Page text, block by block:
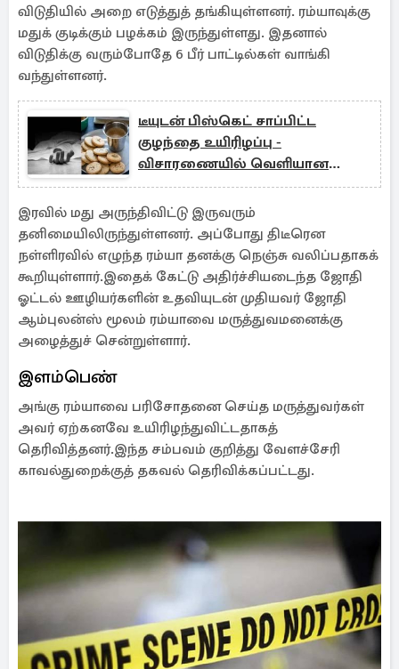
விடுதியில் அறை எடுத்துத் தங்கியுள்ளனர். ரம்யாவுக்கு
மதுக் குடிக்கும் பழக்கம் இருந்துள்ளது. இதனால்
விடுதிக்கு வரும்போதே 6 பீர் பாட்டில்கள் வாங்கி
வந்துள்ளனர்.
டீயுடன் பிஸ்கெட் சாப்பிட்ட
குழந்தை உயிரிழப்பு -
விசாரணையில் வெளியான
அதிர்ச்சி தகவல்!
இரவில் மது அருந்திவிட்டு இருவரும்
தனிமையிலிருந்துள்ளனர். அப்போது திடீரென
நள்ளிரவில் எழுந்த ரம்யா தனக்கு நெஞ்சு வலிப்பதாகக்
கூறியுள்ளார்.இதைக் கேட்டு அதிர்ச்சியடைந்த ஜோதி
ஓட்டல் ஊழியர்களின் உதவியுடன் முதியவர் ஜோதி
ஆம்புலன்ஸ் மூலம் ரம்யாவை மருத்துவமனைக்கு
அழைத்துச் சென்றுள்ளார்.
இளம்பெண்
அங்கு ரம்யாவை பரிசோதனை செய்த மருத்துவர்கள்
அவர் ஏற்கனவே உயிரிழந்துவிட்டதாகத்
தெரிவித்தனர்.இந்த சம்பவம் குறித்து வேளச்சேரி
காவல்துறைக்குத் தகவல் தெரிவிக்கப்பட்டது.